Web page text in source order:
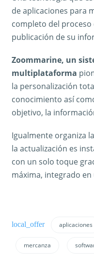
de aplicaciones para
completo del
publicación de su
Zoommarine, un
multiplataforma
la personalización
conocimiento así
objetivo, la
Igualmente organiza
la actualización es
con un solo toque
máxima, integrado
aplicaciones
mercanza